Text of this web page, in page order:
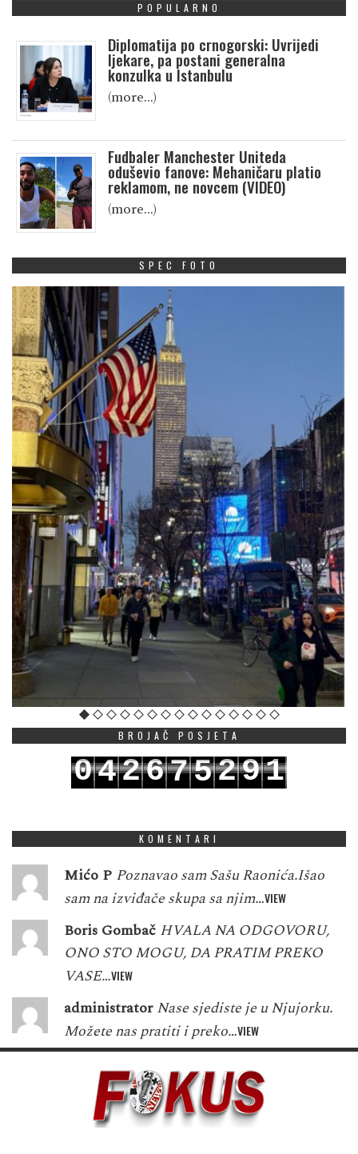
POPULARNO
Diplomatija po crnogorski: Uvrijedi
ljekare, pa postani generalna
konzulka u Istanbulu
(more…)
Fudbaler Manchester Uniteda
oduševio fanove: Mehaničaru platio
reklamom, ne novcem (VIDEO)
(more…)
SPEC FOTO
BROJAČ POSJETA
042675291
KOMENTARI
Mićo P Poznavao sam Sašu Raonića.Išao
sam na izviđače skupa sa njim…VIEW
Boris Gombač HVALA NA ODGOVORU,
ONO STO MOGU, DA PRATIM PREKO
VASE…VIEW
administrator Nase sjediste je u Njujorku.
Možete nas pratiti i preko…VIEW